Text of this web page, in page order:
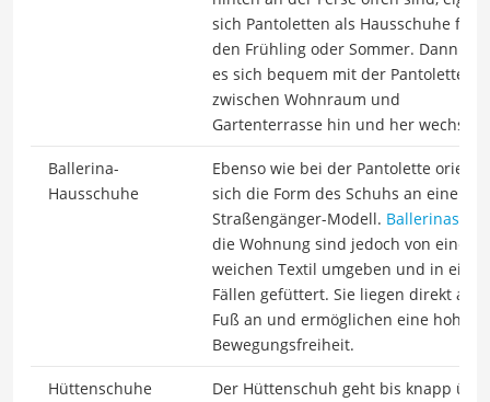
sich Pantoletten als Hausschuhe für
den Frühling oder Sommer. Dann
es sich bequem mit der Pantolette
zwischen Wohnraum und
Gartenterrasse hin und her
Ballerina-
Hausschuhe
Ebenso wie bei der Pantolette
sich die Form des Schuhs an einem
Straßengänger-Modell. Ballerinas
die Wohnung sind jedoch von einem
weichen Textil umgeben und in
Fällen gefüttert. Sie liegen direkt am
Fuß an und ermöglichen eine hohe
Bewegungsfreiheit.
Hüttenschuhe
Der Hüttenschuh geht bis knapp über